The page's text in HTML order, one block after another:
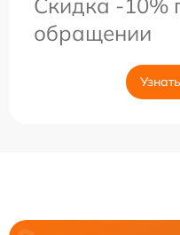
Скидка -10%
обращении